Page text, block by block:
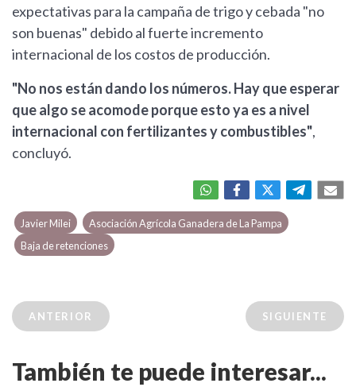
expectativas para la campaña de trigo y cebada "no
son buenas" debido al fuerte incremento
internacional de los costos de producción.
"No nos están dando los números. Hay que esperar
que algo se acomode porque esto ya es a nivel
internacional con fertilizantes y combustibles",
concluyó.
Javier Milei
Asociación Agrícola Ganadera de La Pampa
Baja de retenciones
ANTERIOR SIGUIENTE
También te puede interesar...